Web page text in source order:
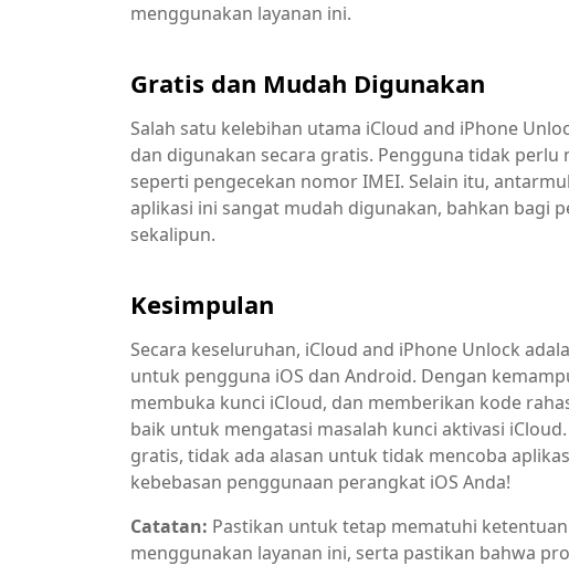
menggunakan layanan ini.
Gratis dan Mudah Digunakan
Salah satu kelebihan utama iCloud and iPhone
dan digunakan secara gratis. Pengguna tidak
seperti pengecekan nomor IMEI. Selain itu,
aplikasi ini sangat mudah digunakan, bahkan bagi
sekalipun.
Kesimpulan
Secara keseluruhan, iCloud and iPhone Unlock
untuk pengguna iOS dan Android. Dengan
membuka kunci iCloud, dan memberikan kode
baik untuk mengatasi masalah kunci aktivasi
gratis, tidak ada alasan untuk tidak mencoba
kebebasan penggunaan perangkat iOS Anda!
Catatan: Pastikan untuk tetap mematuhi
menggunakan layanan ini, serta pastikan bahwa